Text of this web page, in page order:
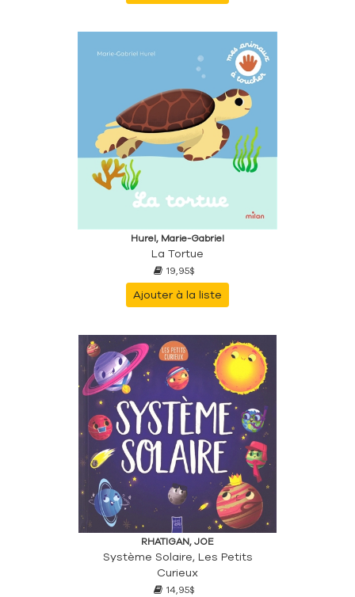
Hurel, Marie-Gabriel
La Tortue
19,95$
Ajouter à la liste
RHATIGAN, JOE
Système Solaire, Les Petits
Curieux
14,95$